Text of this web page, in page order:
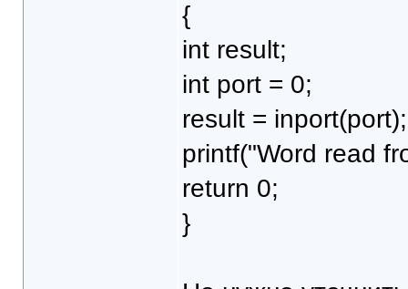
{
int result;
int port = 0;
result = inport(port);
printf("Word read
return 0;
}